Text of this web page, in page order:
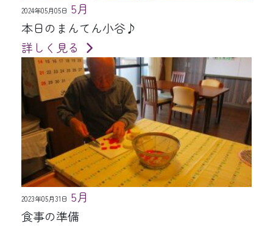
2024年05月05日 5月
本日のまんてん小谷♪
詳しく見る
2023年05月31日 5月
食事の準備